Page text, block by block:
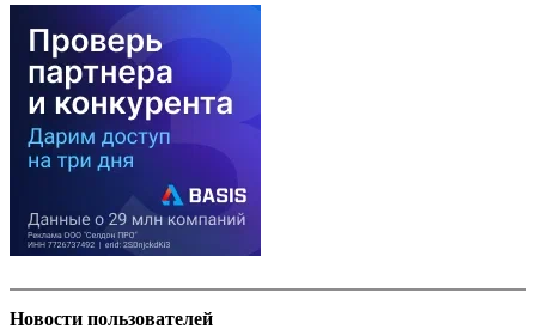
Новости пользователей